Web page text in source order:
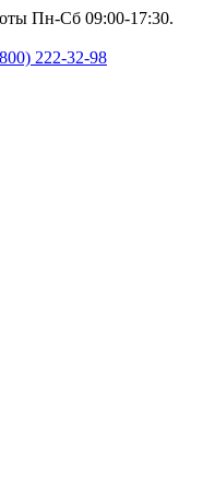
Пн-Сб 09:00-17:30.
222-32-98